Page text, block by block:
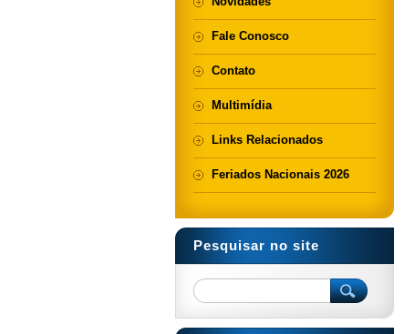
Fale Conosco
Contato
Multimídia
Links Relacionados
Feriados Nacionais 2026
Pesquisar no site